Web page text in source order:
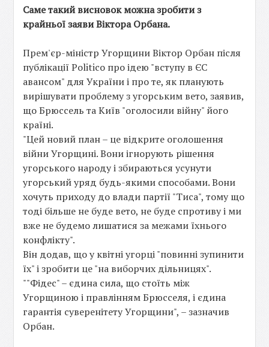
Саме такий висновок можна зробити з
крайньої заяви Віктора Орбана.
Прем'єр-міністр Угорщини Віктор Орбан після
публікації Politico про ідею "вступу в ЄС
авансом" для України і про те, як планують
вирішувати проблему з угорським вето, заявив,
що Брюссель та Київ "оголосили війну" його
країні.
"Цей новий план – це відкрите оголошення
війни Угорщині. Вони ігнорують рішення
угорського народу і збираються усунути
угорський уряд будь-якими способами. Вони
хочуть приходу до влади партії "Тиса", тому що
тоді більше не буде вето, не буде спротиву і ми
вже не будемо лишатися за межами їхнього
конфлікту".
Він додав, що у квітні угорці "повинні зупинити
їх" і зробити це "на виборчих дільницях".
""Фідес" – єдина сила, що стоїть між
Угорщиною і правлінням Брюсселя, і єдина
гарантія суверенітету Угорщини", – зазначив
Орбан.